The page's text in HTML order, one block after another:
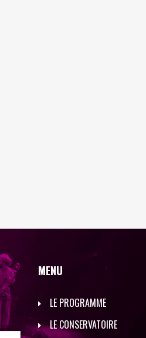
MENU
LE PROGRAMME
LE CONSERVATOIRE